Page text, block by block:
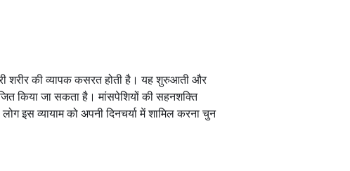
शरीर की व्यापक कसरत होती है। यह शुरुआती और
किया जा सकता है। मांसपेशियों की सहनशक्ति
इस व्यायाम को अपनी दिनचर्या में शामिल करना चुन